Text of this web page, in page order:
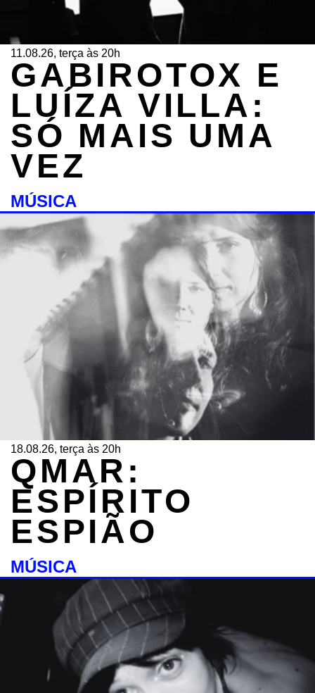
11.08.26, terça às 20h
GABIROTOX E
LUÍZA VILLA:
SÓ MAIS UMA
VEZ
MÚSICA
18.08.26, terça às 20h
QMAR:
ESPÍRITO
ESPIÃO
MÚSICA